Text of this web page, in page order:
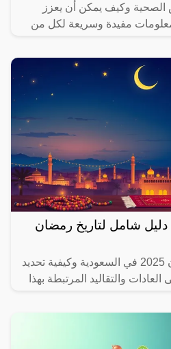
الصحية وكيف يمكن أن يعزز
مفيدة وسريعة لكل من
رمضان 2025؟ دليل شامل لتاريخ رمضان
اكتشف متى يبدأ رمضان 2025 في السعودية وكيفية تحديد
العادات والتقاليد المرتبطة بهذا